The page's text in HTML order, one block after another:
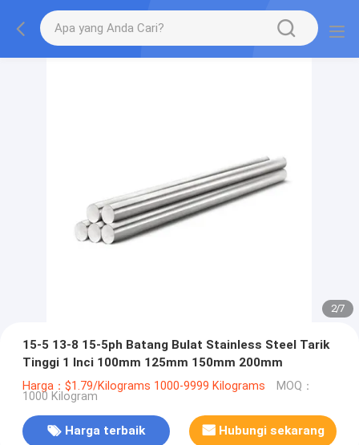
2/7
15-5 13-8 15-5ph Batang Bulat Stainless Steel Tarik
Tinggi 1 Inci 100mm 125mm 150mm 200mm
Harga：$1.79/Kilograms 1000-9999 Kilograms MOQ：
1000 Kilogram
Harga terbaik Hubungi sekarang